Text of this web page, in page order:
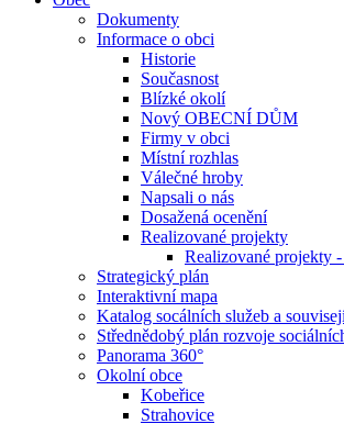
Dokumenty
Informace o obci
Historie
Současnost
Blízké okolí
Nový OBECNÍ DŮM
Firmy v obci
Místní rozhlas
Válečné hroby
Napsali o nás
Dosažená ocenění
Realizované projekty
Realizované projekty
Strategický plán
Interaktivní mapa
Katalog socálních služeb a
Střednědobý plán rozvoje
Panorama 360°
Okolní obce
Kobeřice
Strahovice